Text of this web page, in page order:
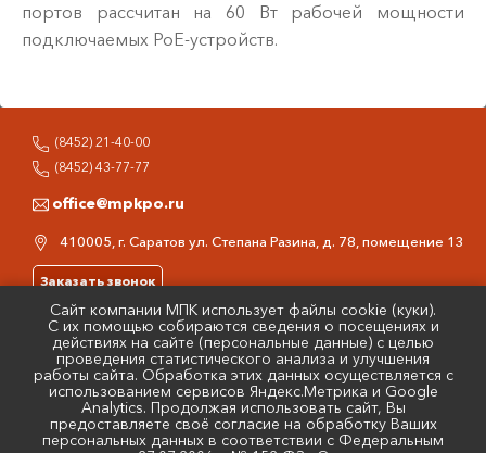
портов рассчитан на 60 Вт рабочей мощности
подключаемых PoE-устройств.
(8452) 21-40-00
(8452) 43-77-77
office@mpkpo.ru
410005, г. Саратов ул. Степана Разина, д. 78, помещение 13
Заказать звонок
Написать письмо
Быстрый заказ
Сайт компании МПК использует файлы cookie (куки).
С их помощью собираются сведения о посещениях и
действиях на сайте (персональные данные) с целью
проведения статистического анализа и улучшения
работы сайта. Обработка этих данных осуществляется с
использованием сервисов Яндекс.Метрика и Google
Analytics. Продолжая использовать сайт, Вы
предоставляете своё согласие на обработку Ваших
персональных данных в соответствии с Федеральным